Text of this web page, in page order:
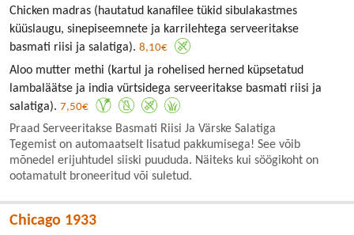
Chicken madras (hautatud kanafilee tükid sibulakastmes
küüslaugu, sinepiseemnete ja karrilehtega serveeritakse
basmati riisi ja salatiga). 8,10€
Aloo mutter methi (kartul ja rohelised herned küpsetatud
lambaläätse ja india vürtsidega serveeritakse basmati riisi ja
salatiga). 7,50€
Praad Serveeritakse Basmati Riisi Ja Värske Salatiga
Tegemist on automaatselt lisatud pakkumisega! See võib
mõnedel erijuhtudel siiski puududa. Näiteks kui söögikoht on
ootamatult broneeritud või suletud.
Chicago 1933